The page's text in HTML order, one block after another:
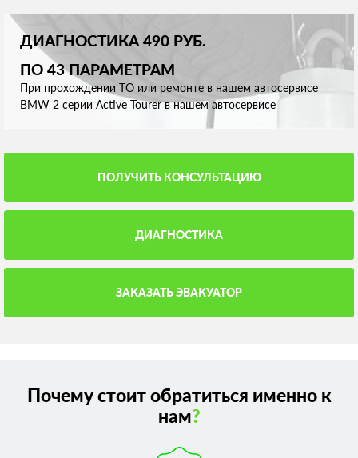
ДИАГНОСТИКА 490 РУБ.
ПО 43 ПАРАМЕТРАМ
При прохождении ТО или ремонте в нашем автосервисе
BMW 2 серии Active Tourer в нашем автосервисе
ПОЛУЧИТЬ КОНСУЛЬТАЦИЮ
ДИАГНОСТИКА
ЗАКАЗАТЬ ЭВАКУАТОР
Почему стоит обратиться именно к
нам?